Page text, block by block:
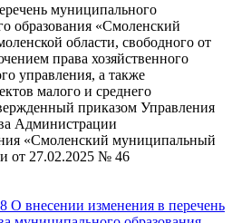
муниципального
образования «Смоленский
области, свободного от
права хозяйственного
управления, а также
малого и среднего
приказом Управления
Администрации
«Смоленский муниципальный
от 27.02.2025 № 46
О внесении изменения в перечень